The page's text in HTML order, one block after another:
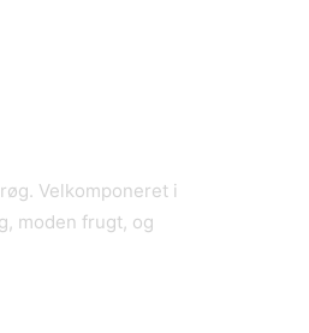
Velkomponeret i
moden frugt, og